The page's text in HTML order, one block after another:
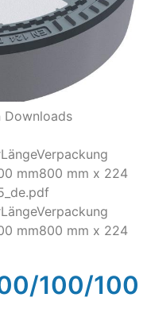
Downloads
mm800 mm x 224
mm800 mm x 224
100/100